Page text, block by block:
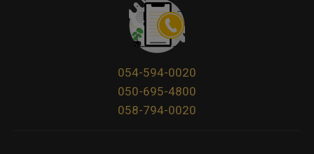
054-594-0020
050-695-4800
058-794-0020